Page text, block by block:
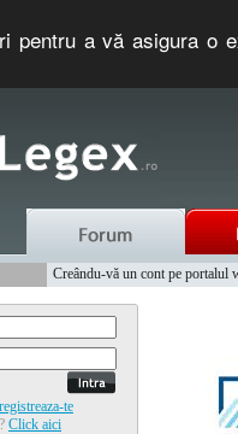
pentru a vă asigura o
Creându-vă un cont pe portalul
te
Click aici